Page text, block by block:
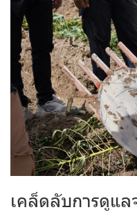
เคล็ดลับการดูแ